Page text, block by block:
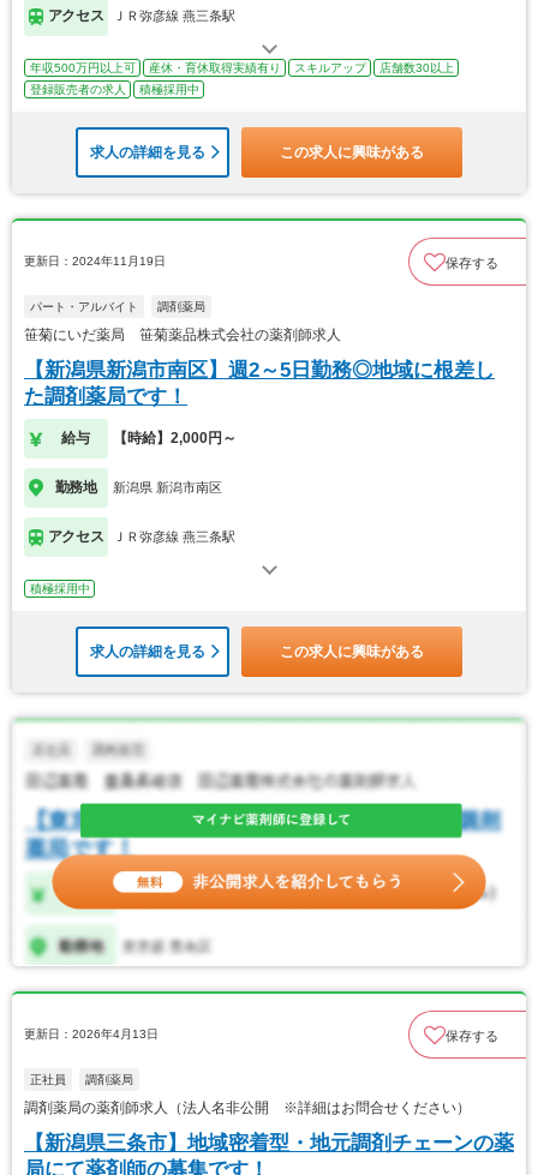
アクセス ＪＲ弥彦線 燕三条駅
年収500万円以上可 産休・育休取得実績有り スキルアップ
店舗数30以上
登録販売者の求人
積極採用中
求人の詳細を見る この求人に興味がある
更新日：2024年11月19日 保存する
パート・アルバイト 調剤薬局
笹菊にいだ薬局 笹菊薬品株式会社の薬剤師求人
【新潟県新潟市南区】週2～5日勤務◎地域に根差し
た調剤薬局です！
給与 【時給】2,000円～
勤務地 新潟県 新潟市南区
アクセス ＪＲ弥彦線 燕三条駅
積極採用中
求人の詳細を見る この求人に興味がある
更新日：2026年4月13日 保存する
正社員 調剤薬局
調剤薬局の薬剤師求人（法人名非公開 ※詳細はお問合せください）
【新潟県三条市】地域密着型・地元調剤チェーンの薬
局にて薬剤師の募集です！